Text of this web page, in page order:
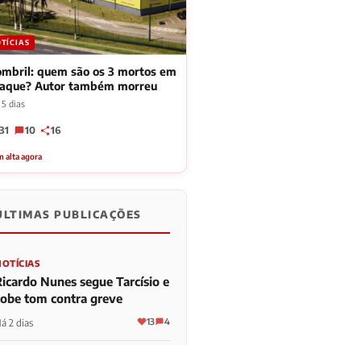
quem são os 3 mortos em
Autor também morreu
dias
31 10 16
alta agora
PUBLICAÇÕES
Nunes segue Tarcísio e
tom contra greve
2 dias 13 4